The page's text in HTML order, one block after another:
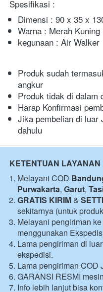
Spesifikasi :
Dimensi : 90 x 35 x
Warna : Merah Kuning
kegunaan : Air Walker
Produk sudah
angkur
Produk tidak di dalam
Harap Konfirmasi
Jika pembelian di luar
dahulu
KETENTUAN LAYANAN
Melayani COD
Purwakarta, Garut,
GRATIS KIRIM &
sekitarnya (untuk
Melayani pengiriman
menggunakan
Lama pengiriman di
ekspedisi.
Lama pengiriman COD
GARANSI RESMI
Info lebih lanjut bisa